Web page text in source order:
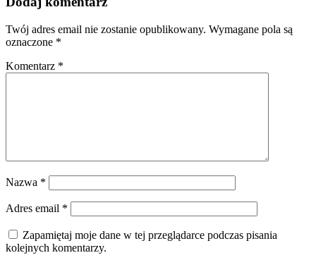
Twój adres email nie zostanie opublikowany. Wymagane pola są
oznaczone *
Komentarz *
Nazwa *
Adres email *
Zapamiętaj moje dane w tej przeglądarce podczas pisania
kolejnych komentarzy.